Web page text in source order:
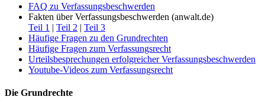
FAQ zu Verfassungsbeschwerden
Fakten über Verfassungsbeschwerden (anwalt.de)
Teil 1 | Teil 2 | Teil 3
Häufige Fragen zu den Grundrechten
Häufige Fragen zum Verfassungsrecht
Urteilsbesprechungen erfolgreicher Verfassungsbeschwerden
Youtube-Videos zum Verfassungsrecht
Die Grundrechte